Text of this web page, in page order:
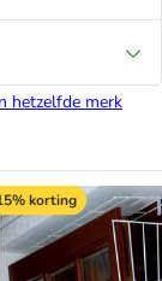
hetzelfde merk
korting